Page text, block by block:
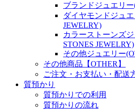
ブランドジュエリ
ダイヤモンドジュ
JEWELRY)
カラーストーンズ
STONES JEWELRY)
その他ジュエリー
その他商品【OTHER】
ご注文・お支払い・配送
質預かり
質預かりでの利用
質預かりの流れ